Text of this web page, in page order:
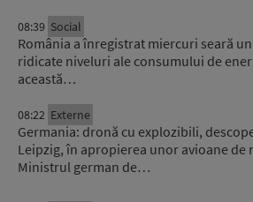
08:39 Social
România a înregistrat miercuri seară
ridicate niveluri ale consumului de
această…
08:22 Externe
Germania: dronă cu explozibili,
Leipzig, în apropierea unor avioane de
Ministrul german de…